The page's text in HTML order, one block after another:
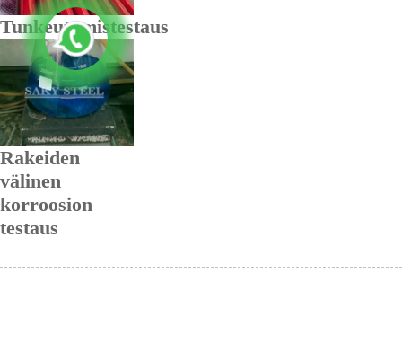
Tunkeutumistestaus
Rakeiden
välinen
korroosion
testaus